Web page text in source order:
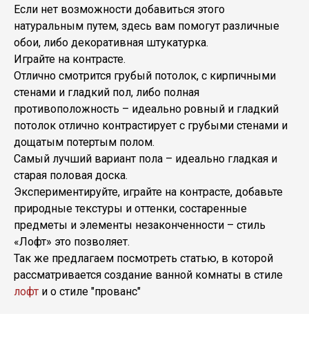
Если нет возможности добавиться этого
натуральным путем, здесь вам помогут различные
обои, либо декоративная штукатурка.
Играйте на контрасте.
Отлично смотрится грубый потолок, с кирпичными
стенами и гладкий пол, либо полная
противоположность – идеально ровный и гладкий
потолок отлично контрастирует с грубыми стенами и
дощатым потертым полом.
Самый лучший вариант пола – идеально гладкая и
старая половая доска.
Экспериментируйте, играйте на контрасте, добавьте
природные текстуры и оттенки, состаренные
предметы и элементы незаконченности – стиль
«Лофт» это позволяет.
Так же предлагаем посмотреть статью, в которой
рассматривается создание ванной комнаты в стиле
лофт и о стиле "прованс"